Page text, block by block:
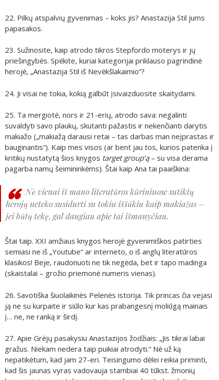
22. Pilkų atspalvių gyvenimas – koks jis? Anastazija Stil jums
papasakos.
23. Sužinosite, kaip atrodo tikros Stepfordo moterys ir jų
priešingybės. Spėkite, kuriai kategorijai priklauso pagrindinė
herojė, „Anastazija Stil iš Nevėkšlakaimio“?
24. Ji visai ne tokia, kokią galbūt įsivaizduosite skaitydami.
25. Ta mergiotė, nors ir 21-erių, atrodo sava: negalinti
suvaldyti savo plaukų, skutanti pažastis ir nekenčianti darytis
makiažo („makiažą darausi retai – tas darbas man neįprastas ir
bauginantis“). Kaip mes visos (ar bent jau tos, kurios patenka į
kritikų nustatytą šios knygos target group‘ą– su visa derama
pagarba namų šeimininkėms). Štai kaip Ana tai paaiškina:
Nė vienai iš mano literatūros kūriniuose sutiktų
herojų neteko susidurti su tokiu iššūkiu kaip makiažas –
jei būtų tekę, gal daugiau apie tai išmanyčiau.
Štai taip. XXI amžiaus knygos herojė gyvenimiškos patirties
semiasi ne iš „Youtube“ ar interneto, o iš anglų literatūros
klasikos! Beje, raudonuoti ne tik negėda, bet ir tapo madinga
(skaistalai – grožio priemonė numeris vienas).
26. Savotiška šiuolaikinės Pelenės istorija. Tik princas čia vejasi
ją ne su kurpaite ir siūlo kur kas prabangesnį moliūgą mainais
į… ne, ne ranką ir širdį.
27. Apie Grėjų pasakysiu Anastazijos žodžiais: „Jis tikrai labai
gražus. Niekam nedera taip puikiai atrodyti.“ Nė už ką
nepatikėtum, kad jam 27-eri. Teisingumo dėlei reikia priminti,
kad šis jaunas vyras vadovauja stambiai 40 tūkst. žmonių